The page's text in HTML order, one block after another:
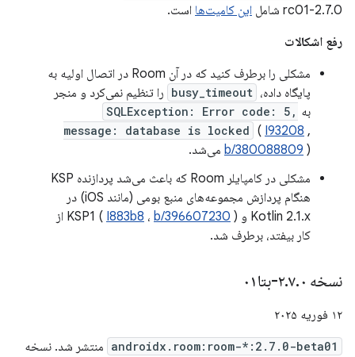
2.7.0-rc01 شامل
این کامیت‌ها است.
رفع اشکالات
مشکلی را برطرف کنید که در آن Room در اتصال اولیه به
پایگاه داده، busy_timeout را تنظیم نمی‌کرد و منجر
به SQLException: Error code: 5,
message: database is locked ( I93208 ,
b/380088809 ) می‌شد.
مشکلی در کامپایلر Room که باعث می‌شد پردازنده KSP
هنگام پردازش مجموعه‌های منبع بومی (مانند iOS) در
Kotlin 2.1.x و KSP1 (
I883b8 ، b/396607230
) از
کار بیفتد، برطرف شد.
نسخه ۲ .۷.۰-بتا۰۱
۱۲ فوریه ۲۰۲۵
androidx.room:room-*:2.7.0-beta01 منتشر شد. نسخه